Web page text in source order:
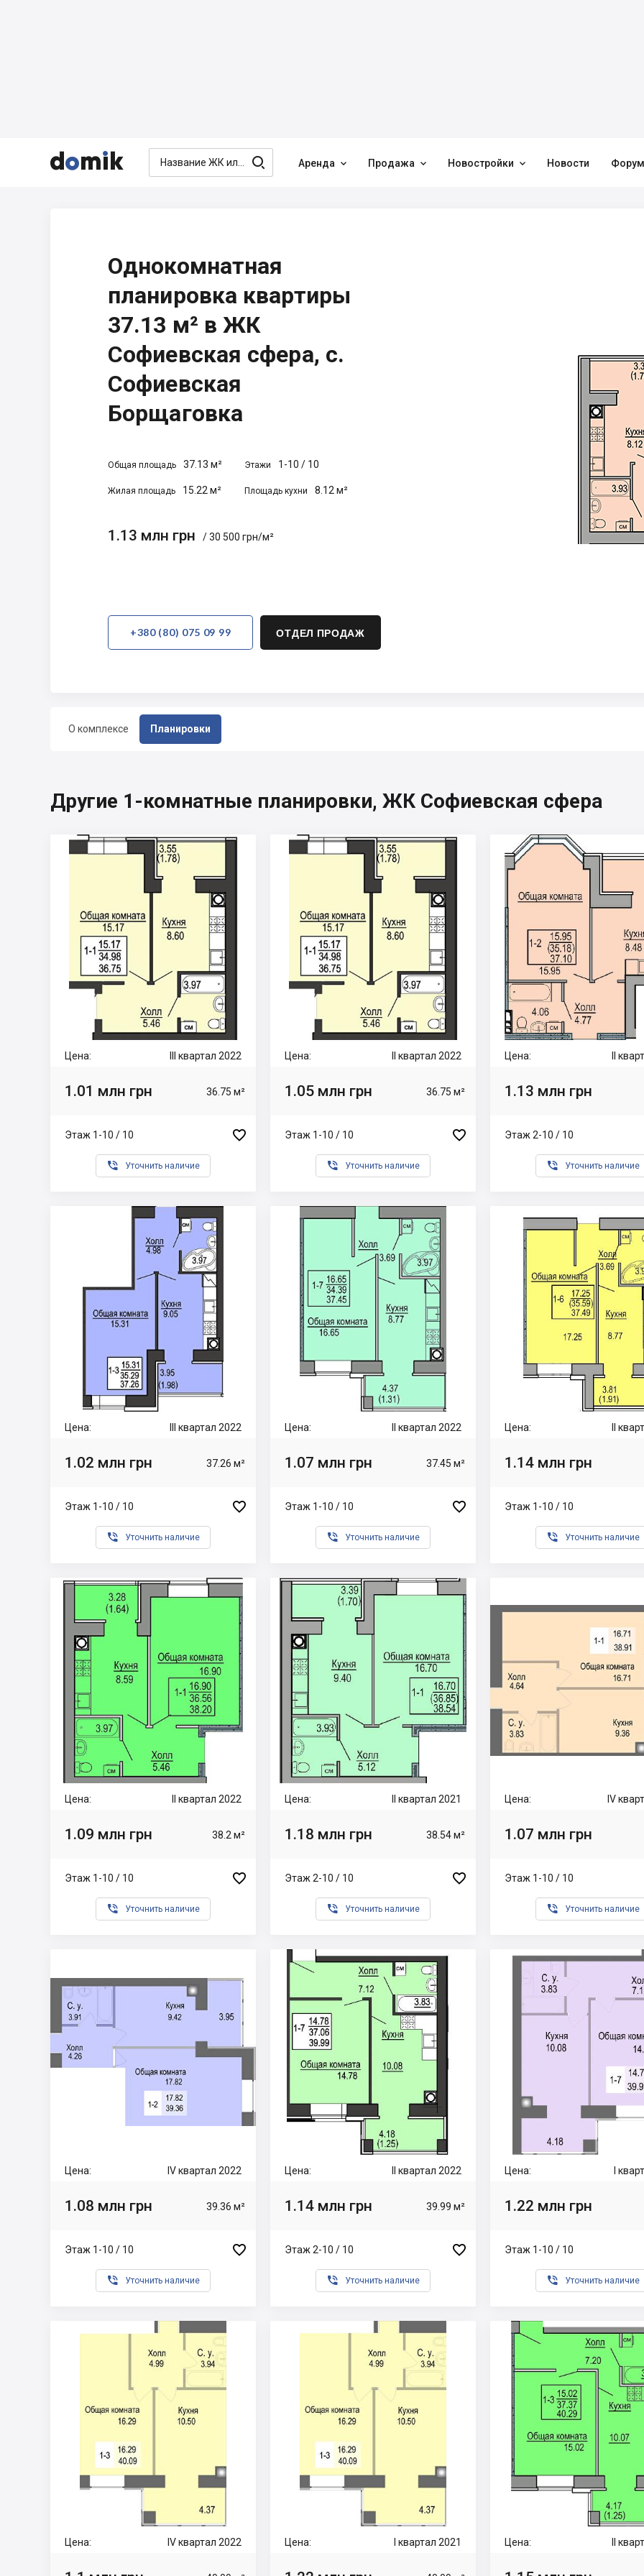


  Аренда  Продажа  Новостройки  Новости Форум
О комплексе Планировки
Однокомнатная
планировка квартиры
37.13 м² в ЖК
Софиевская сфера, с.
Софиевская
Борщаговка
Общая площадь 37.13 м² Этажи 1-10 / 10
Жилая площадь 15.22 м² Площадь кухни 8.12 м²
1.13 млн грн / 30 500 грн/м²
+380 (80) 075 09 99 ОТДЕЛ ПРОДАЖ
Другие 1-комнатные планировки, ЖК Софиевская сфера
Цена: III квартал 2022
1.01 млн грн 36.75 м²
Этаж 1-10 / 10 
 Уточнить наличие
Цена: II квартал 2022
1.05 млн грн 36.75 м²
Этаж 1-10 / 10 
 Уточнить наличие
Цена: II
1.13 млн грн
Этаж 2-10 / 10
 Уточнить наличие
Цена: III квартал 2022
1.02 млн грн 37.26 м²
Этаж 1-10 / 10 
 Уточнить наличие
Цена: II квартал 2022
1.07 млн грн 37.45 м²
Этаж 1-10 / 10 
 Уточнить наличие
Цена: II
1.14 млн грн
Этаж 1-10 / 10
 Уточнить наличие
Цена: II квартал 2022
1.09 млн грн 38.2 м²
Этаж 1-10 / 10 
 Уточнить наличие
Цена: II квартал 2021
1.18 млн грн 38.54 м²
Этаж 2-10 / 10 
 Уточнить наличие
Цена: IV
1.07 млн грн
Этаж 1-10 / 10
 Уточнить наличие
Цена: IV квартал 2022
1.08 млн грн 39.36 м²
Этаж 1-10 / 10 
 Уточнить наличие
Цена: II квартал 2022
1.14 млн грн 39.99 м²
Этаж 2-10 / 10 
 Уточнить наличие
Цена: I
1.22 млн грн
Этаж 1-10 / 10
 Уточнить наличие
Цена: IV квартал 2022 Цена: I квартал 2021 Цена: II